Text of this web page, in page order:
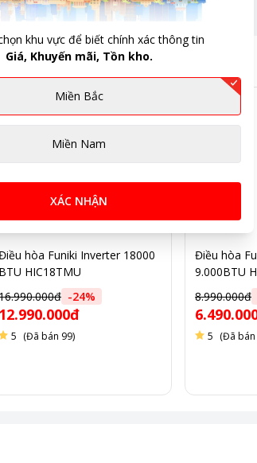
hòa Funiki Inverter 18000
BTU HIC18TMU
-24%
12.990.000đ
5 (Đã bán 99)
Điều hòa
9.000BTU
8.990.000đ
5 (Đã bán
khu vực để biết chính xác thông tin
Giá, Khuyến mãi, Tồn kho.
Miền Bắc
Miền Nam
XÁC NHẬN